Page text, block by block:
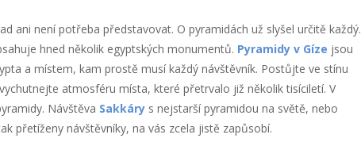
ani není potřeba představovat. O pyramidách už slyšel určitě každý.
hned několik egyptských monumentů. Pyramidy v Gíze jsou
a místem, kam prostě musí každý návštěvník. Postůjte ve stínu
atmosféru místa, které přetrvalo již několik tisíciletí. V
Návštěva Sakkárys nejstarší pyramidou na světě, nebo
přetíženy návštěvníky, na vás zcela jistě zapůsobí.